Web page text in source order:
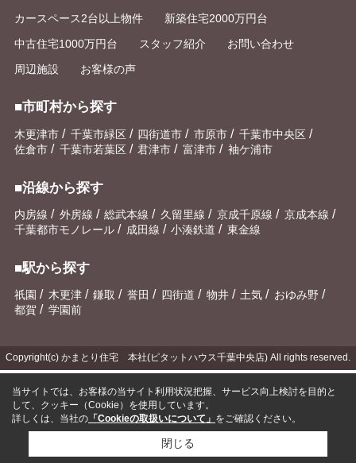
カースペース2台以上物件 新築住宅2000万円台
中古住宅1000万円台 スタッフ紹介 お問い合わせ
周辺施設 お客様の声
■市町村から探す
木更津市 / 千葉市緑区 / 四街道市 / 市原市 / 千葉市中央区 /
佐倉市 / 千葉市若葉区 / 君津市 / 富津市 / 袖ケ浦市
■沿線から探す
内房線 / 外房線 / 総武本線 / 久留里線 / 京成千原線 / 京成本線 /
千葉都市モノレール / 成田線 / 小湊鉄道 / 東金線
■駅から探す
祇園 / 木更津 / 鎌取 / 誉田 / 四街道 / 物井 / 土気 / おゆみ野 /
都賀 / 学園前
Copyright(c) かまとり住宅 本社(ピタットハウス千葉中央店) All rights reserved.
当サイトでは、お客様の当サイト利用状況把握、サービス向上検討を目的と
して、クッキー（Cookie）を使用しています。
詳しくは、当社の 「Cookieの取扱いについて」 をご確認ください。
閉じる